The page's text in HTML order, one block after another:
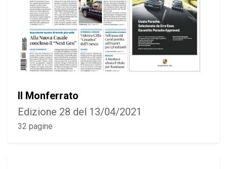
Il Monferrato
Edizione 28 del 13/04/2021
32 pagine